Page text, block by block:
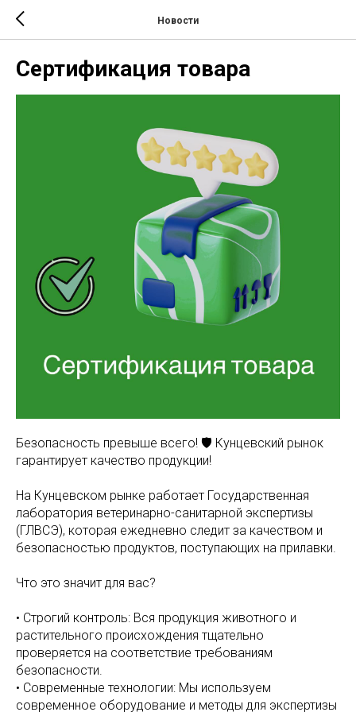
Новости
Сертификация товара
Безопасность превыше всего! 🛡️ Кунцевский рынок
гарантирует качество продукции!
На Кунцевском рынке работает Государственная
лаборатория ветеринарно-санитарной экспертизы
(ГЛВСЭ), которая ежедневно следит за качеством и
безопасностью продуктов, поступающих на прилавки.
Что это значит для вас?
• Строгий контроль: Вся продукция животного и
растительного происхождения тщательно
проверяется на соответствие требованиям
безопасности.
• Современные технологии: Мы используем
современное оборудование и методы для экспертизы